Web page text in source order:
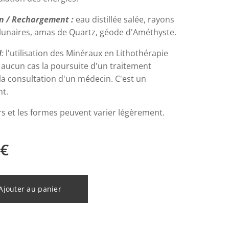
/ Rechargement : eau distillée salée, rayons
amas de Quartz, géode d'Améthyste.
: l'utilisation des Minéraux en Lithothérapie
cas la poursuite d'un traitement
consultation d'un médecin. C'est un
et les formes peuvent varier légèrement.
€
au panier